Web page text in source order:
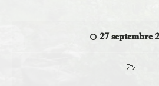
27 septembre